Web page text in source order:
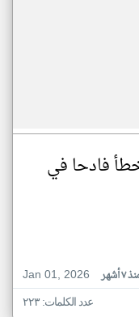
فادحا في
Jan 01, 2026
٧ أشهر
عدد الكلمات: ٢٢٣